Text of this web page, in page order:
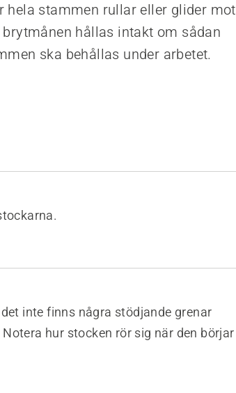
stammen rullar eller glider mot
hållas intakt om sådan
ska behållas under arbetet.
inte finns några stödjande grenar
hur stocken rör sig när den börjar